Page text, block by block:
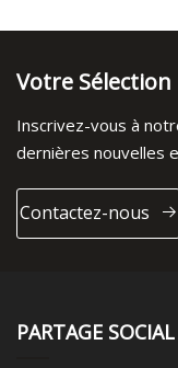
Votre
Inscrivez-vous à
dernières nouvelles
Contactez-nous
PARTAGE SOCIAL